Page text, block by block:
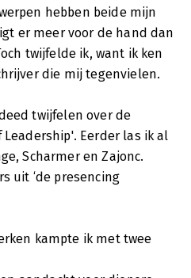
hebben beide mijn
er meer voor de hand dan
twijfelde ik, want ik ken
die mij tegenvielen.
twijfelen over de
Leadership'. Eerder las ik al
Scharmer en Zajonc.
uit ‘de presencing
kampte ik met twee